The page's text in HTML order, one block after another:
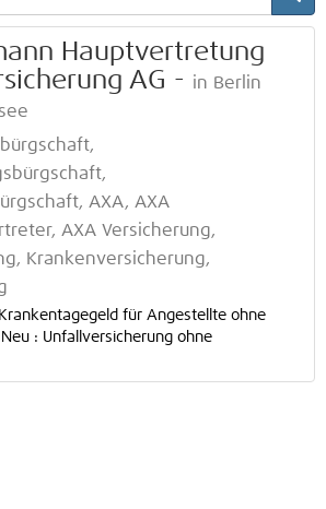
Hauptvertretung
AG -
in Berlin
AXA, AXA
AXA Versicherung,
Krankenversicherung,
für Angestellte ohne
: Unfallversicherung ohne